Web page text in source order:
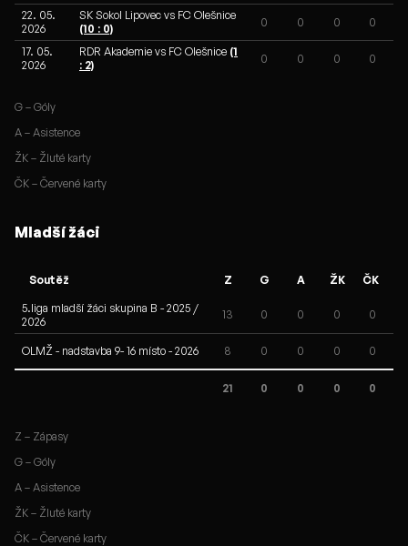
22. 05.
2026
SK Sokol Lipovec vs FC Olešnice
(10 : 0)
0 0 0 0
17. 05.
2026
RDR Akademie vs FC Olešnice (1
: 2)
0 0 0 0
G – Góly
A – Asistence
ŽK – Žluté karty
ČK – Červené karty
Mladší žáci
Soutěž Z G A ŽK ČK
5.liga mladší žáci skupina B - 2025 /
2026
13 0 0 0 0
OLMŽ - nadstavba 9- 16 místo - 2026 8 0 0 0 0
21 0 0 0 0
Z – Zápasy
G – Góly
A – Asistence
ŽK – Žluté karty
ČK – Červené karty